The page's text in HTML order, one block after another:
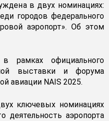
в двух номинациях:
городов федерального
аэропорт». Об этом
в рамках официального
выставки и форума
авиации NAIS 2025.
ключевых номинациях
деятельность аэропорта